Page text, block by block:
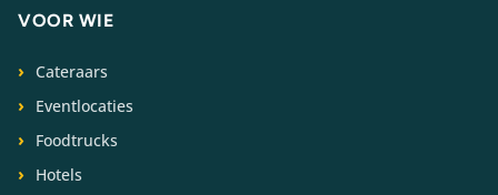
VOOR WIE
Cateraars
Eventlocaties
Foodtrucks
Hotels